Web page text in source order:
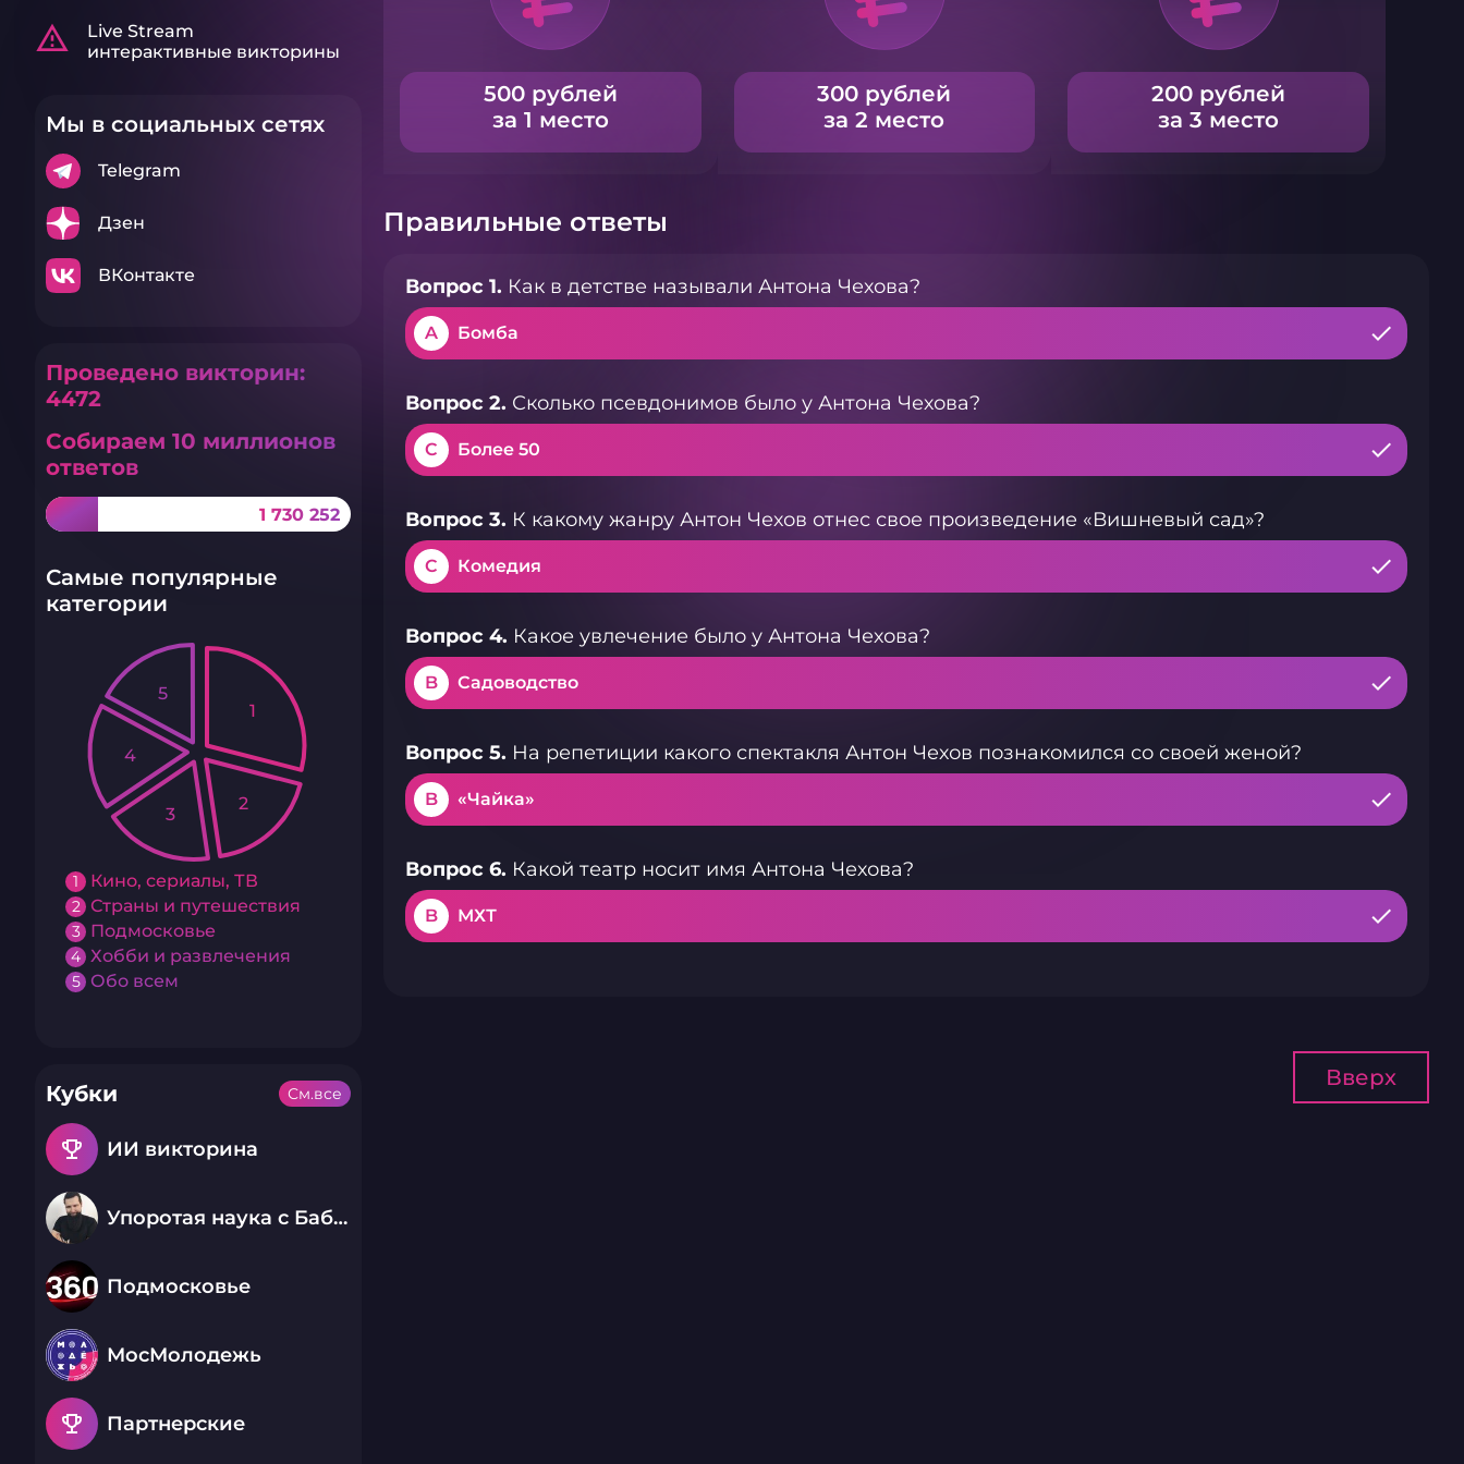
warning_amber
Live Stream
интерактивные викторины
Мы в социальных сетях
Telegram
Дзен
ВКонтакте
Проведено викторин:
4472
Собираем 10 миллионов
ответов
1 730 252
Самые популярные
категории
1 Кино, сериалы, ТВ
2 Страны и путешествия
3 Подмосковье
4 Хобби и развлечения
5 Обо всем
1
2
3
4
5
Кубки
emoji_events ИИ викторина
Упоротая наука с Бабаем Лютым
Подмосковье
МосМолодежь
emoji_events Партнерские
См.все
500 рублей
за 1 место
300 рублей
за 2 место
200 рублей
за 3 место
Правильные ответы
Вопрос 1. Как в детстве называли Антона Чехова?
A Бомба
Вопрос 2. Сколько псевдонимов было у Антона Чехова?
C Более 50
Вопрос 3. К какому жанру Антон Чехов отнес свое произведение «Вишневый сад»?
C Комедия
Вопрос 4. Какое увлечение было у Антона Чехова?
B Садоводство
Вопрос 5. На репетиции какого спектакля Антон Чехов познакомился со своей женой?
B «Чайка»
Вопрос 6. Какой театр носит имя Антона Чехова?
B МХТ
Вверх